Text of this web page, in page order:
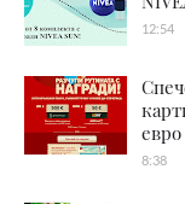
12:54
евро
8:38